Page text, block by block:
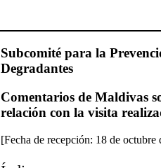
Subcomité para la
Degradantes
Comentarios de Maldivas
relación con la visita
[Fecha de recepción: 18 de octubre